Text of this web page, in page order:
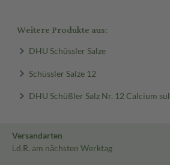
Weitere Produkte aus:
DHU Schüssler Salze
Schüssler Salze 12
DHU Schüßler Salz Nr. 12 Calcium
Versandarten
i.d.R. am nächsten Werktag